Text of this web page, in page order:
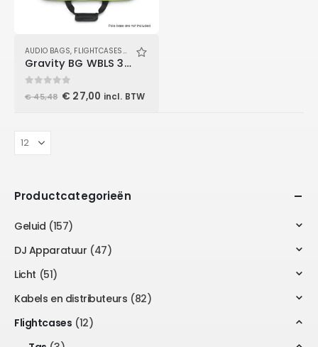
AUDIO BAGS, FLIGHTCASES,LIFTS,
Gravity BG WBLS 331 – Transport Bag for Square Base Plate
out of 5
€45,48 Oorspronkelijke
€ 27,00 Huidige
incl. BTW
Productcategorieën
Geluid (157)
DJ Apparatuur (47)
Licht (51)
Kabels en distributeurs (82)
Flightcases (12)